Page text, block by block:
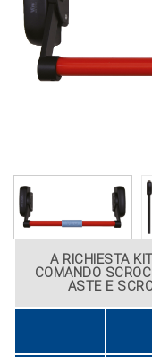
A RICHIESTA
COMANDO
ASTE E